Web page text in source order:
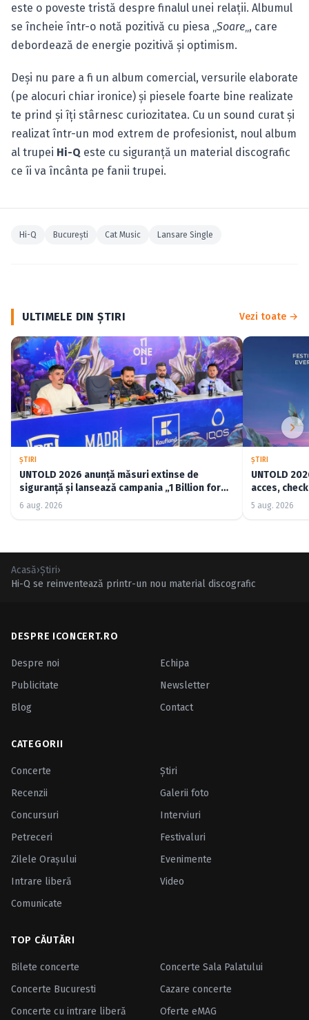
este o poveste tristă despre finalul unei relaţii. Albumul
se încheie într-o notă pozitivă cu piesa „ Soare „, care
debordează de energie pozitivă şi optimism.
Deşi nu pare a fi un album comercial, versurile elaborate
(pe alocuri chiar ironice) şi piesele foarte bine realizate
te prind şi îţi stârnesc curiozitatea. Cu un sound curat şi
realizat într-un mod extrem de profesionist, noul album
al trupei Hi-Q este cu siguranţă un material discografic
ce îi va încânta pe fanii trupei.
Hi-Q Bucureşti Cat Music Lansare Single
ULTIMELE DIN ŞTIRI Vezi toate →
ŞTIRI
UNTOLD 2026 anunță măsuri extinse de
siguranță și lansează campania „1 Billion for
Good”
6 aug. 2026
ŞTIRI
UNTOLD
acces,
5 aug. 2026
Acasă›Ştiri›
Hi-Q se reinventează printr-un nou material discografic
DESPRE ICONCERT.RO
Despre noi
Echipa
Publicitate
Newsletter
Blog
Contact
CATEGORII
Concerte
Ştiri
Recenzii
Galerii foto
Concursuri
Interviuri
Petreceri
Festivaluri
Zilele Oraşului
Evenimente
Intrare liberă
Video
Comunicate
TOP CĂUTĂRI
Bilete concerte
Concerte Sala Palatului
Concerte Bucuresti
Cazare concerte
Concerte cu intrare liberă
Oferte eMAG